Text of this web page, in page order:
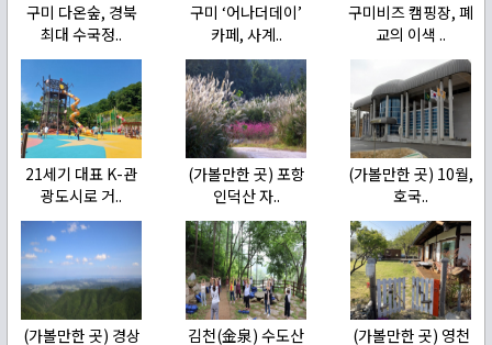
구미 다온숲, 경북
최대 수국정..
구미 ‘어나더데이’
카페, 사계..
구미비즈 캠핑장, 폐
교의 이색 ..
21세기 대표 K-관
광도시로 거..
(가볼만한 곳) 포항
인덕산 자..
(가볼만한 곳) 10월,
호국..
(가볼만한 곳) 경상
김천(金泉) 수도산
(가볼만한 곳) 영천